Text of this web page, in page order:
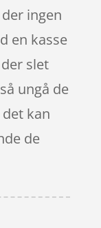
ingen
en kasse
slet
ungå de
kan
de